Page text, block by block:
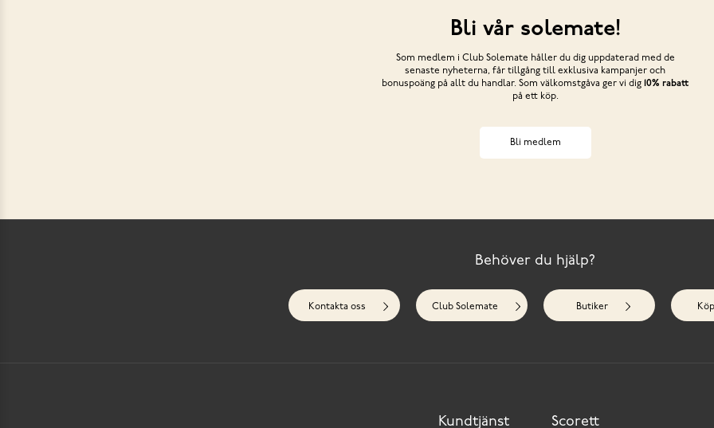
Bli vår solemate!
Som medlem i Club Solemate håller du dig uppdaterad med de
senaste nyheterna, får tillgång till exklusiva kampanjer och
bonuspoäng på allt du handlar. Som välkomstgåva ger vi dig 10% rabatt
på ett köp.
Bli medlem
Behöver du hjälp?
Kontakta oss Club Solemate Butiker
Kundtjänst Scorett